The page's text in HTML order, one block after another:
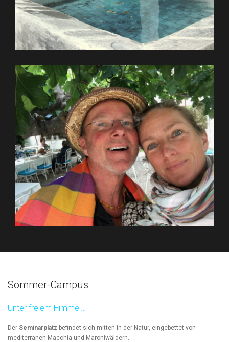
Sommer-Campus
Unter freiem Himmel…
Der Seminarplatz befindet sich mitten in der Natur, eingebettet von
mediterranen Macchia-und Maroniwäldern.